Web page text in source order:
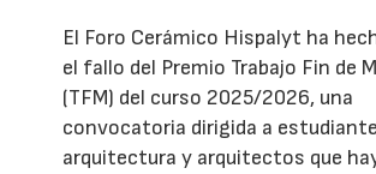
El Foro Cerámico Hispalyt ha
el fallo del Premio Trabajo Fin de
(TFM) del curso 2025/2026, una
convocatoria dirigida a
arquitectura y arquitectos que